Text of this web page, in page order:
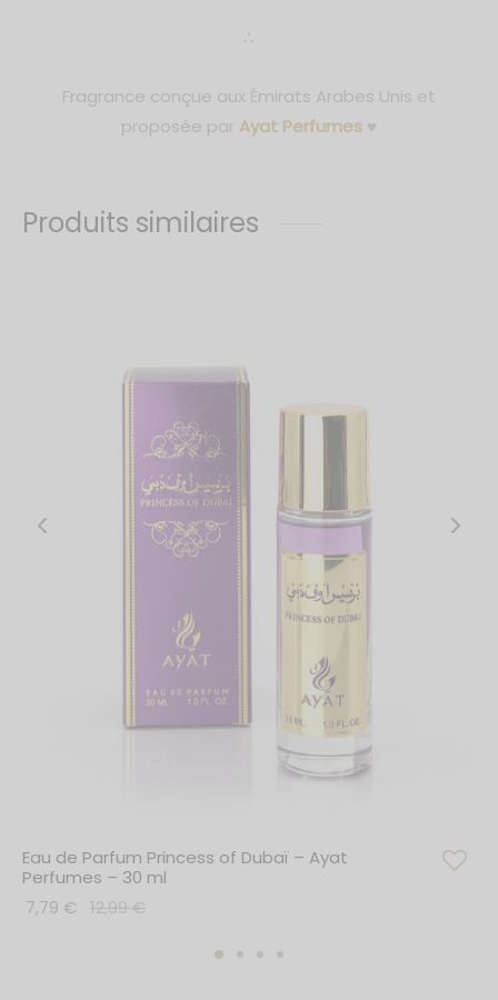
∴
Fragrance conçue aux Émirats Arabes Unis et
proposée par Ayat Perfumes ♥
Produits similaires
Eau de Parfum Princess of Dubaï – Ayat
Perfumes – 30 ml
7,79 € 12,99€